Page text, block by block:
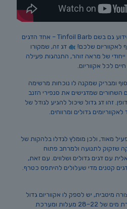
הכירו את ברבוס שוונפלד, הידוע גם בשם Tinfoil Barb – אחד הדגים
לאקווריום שלכם!
דג זה, שמקורו
של מראה זוהר, התנהגות פעילה
לכל אקווריום.
ומבריק שמקנה לו נוכחות מרשימה
השחורים שמדגישים את סנפירי הזנב
זהו דג גדול שיכול להגיע לגודל של
מאוד, ולכן מומלץ לגדלו בלהקות של
דג להקה שזקוק לתנועה ולמרחב פתוח
עם דגים גדולים ושלווים. עם זאת,
קטנים מדי שעלולים להיתפס כטרף.
מיטבית, יש לספק לו אקווריום גדול
של לפחות 300 ליטר, טמפרטורת מים של 22–28 מעלות ומערכת